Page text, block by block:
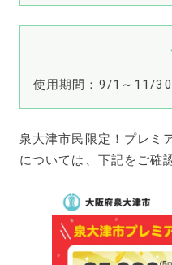
使用期間：9/1～11/30
泉大津市民限定！プレミ
については、下記をご確